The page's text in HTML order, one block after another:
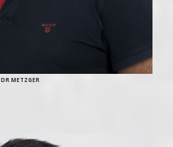
DR METZGER